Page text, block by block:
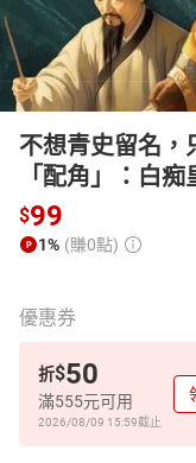
不想青史留名，
「配角」：白
賤民，歷史不全
名的默默無聞！
$99
1% (賺0點)
優惠券
折$50
滿555元可用
2026/08/09 15:59截止